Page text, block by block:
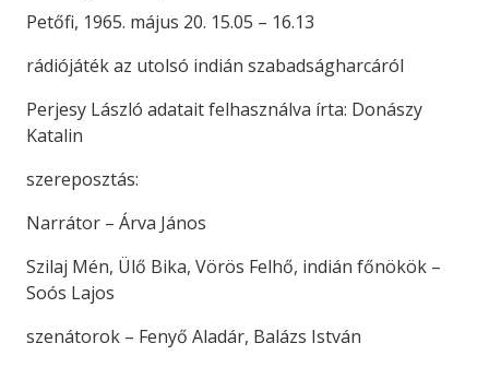
Petőfi, 1965. május 20. 15.05 – 16.13
rádiójáték az utolsó indián szabadságharcáról
Perjesy László adatait felhasználva írta: Donászy
Katalin
szereposztás:
Narrátor – Árva János
Szilaj Mén, Ülő Bika, Vörös Felhő, indián főnökök –
Soós Lajos
szenátorok – Fenyő Aladár, Balázs István